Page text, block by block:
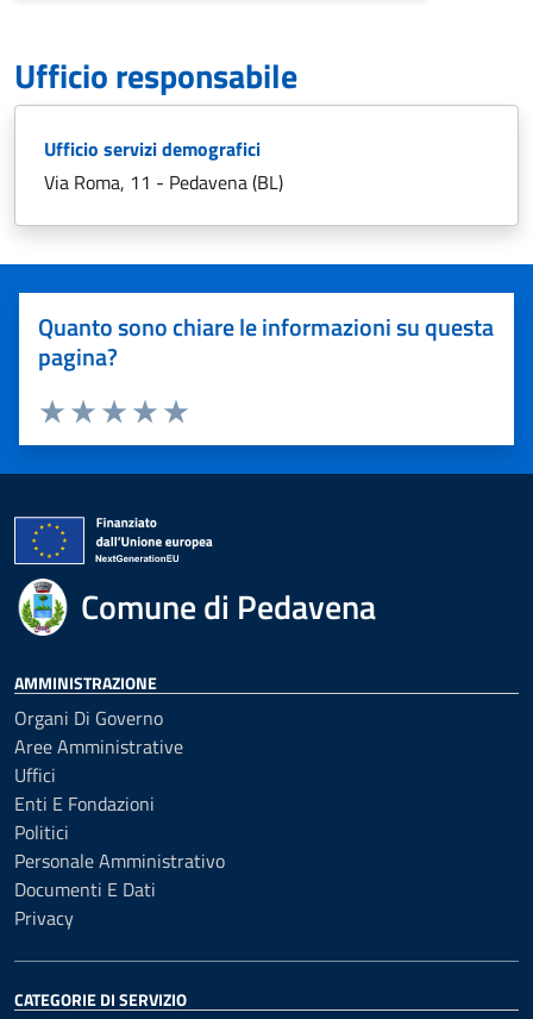
Ufficio responsabile
Ufficio servizi demografici
Via Roma, 11 - Pedavena (BL)
Quanto sono chiare le informazioni su questa
pagina?
Valuta 5 stelle su 5
Valuta 4 stelle su 5
Valuta 3 stelle su 5
Valuta 2 stelle su 5
Valuta 1 stelle su 5
Comune di Pedavena
AMMINISTRAZIONE
Organi Di Governo
Aree Amministrative
Uffici
Enti E Fondazioni
Politici
Personale Amministrativo
Documenti E Dati
Privacy
CATEGORIE DI SERVIZIO